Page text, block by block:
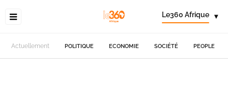
Le360 Afrique ▾
Actuellement POLITIQUE ECONOMIE SOCIÉTÉ PEOPLE